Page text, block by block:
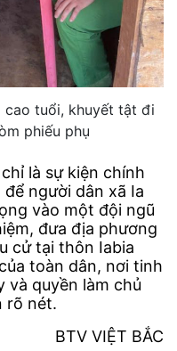
tuổi, khuyết tật đi
phiếu phụ
là sự kiện chính
người dân xã Ia
vào một đội ngũ
đưa địa phương
cử tại thôn Iabia
toàn dân, nơi tinh
và quyền làm chủ
rõ nét.
BTV VIỆT BẮC